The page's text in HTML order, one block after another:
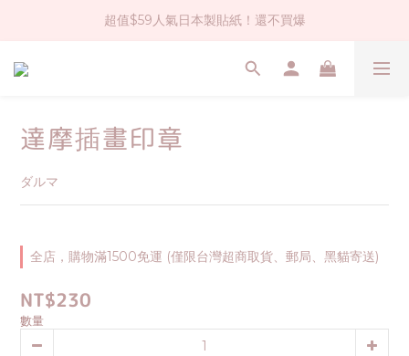
社群大人氣！各種有趣的打洞器
超值$59人氣日本製貼紙！還不買爆
全店$1500免運(台灣地區)
達摩插畫印章
ダルマ
全店，購物滿1500免運 (僅限台灣超商取貨、郵局、黑貓寄送)
NT$230
數量